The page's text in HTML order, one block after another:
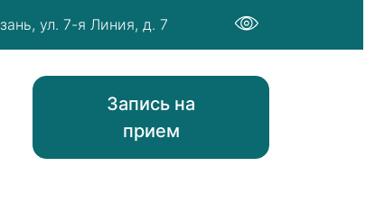
ул. 7-я Линия, д. 7
Запись на
прием